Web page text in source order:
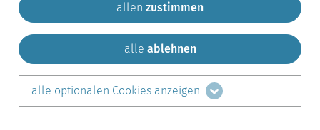
Gemeinde Krailling Impressum
Sitemap
Kontakt
teilen auf:
LinkedIn
allen zustimmen
alle ablehnen
alle optionalen Cookies anzeigen